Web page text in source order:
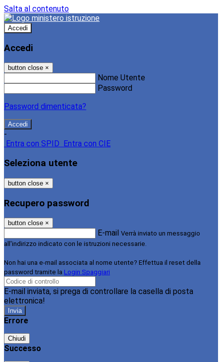
Salta al contenuto
Accedi
Accedi
button close ×
Nome Utente
Password
Password dimenticata?
-
Entra con SPID
Entra con CIE
Seleziona utente
button close ×
Recupero password
button close ×
E-mail Verrà inviato un messaggio
all'indirizzo indicato con le istruzioni necessarie.
Non hai una e-mail associata al nome utente? Effettua il reset della
password tramite la Login Spaggiari
E-mail inviata, si prega di controllare la casella di posta
elettronica!
Errore
Chiudi
Successo